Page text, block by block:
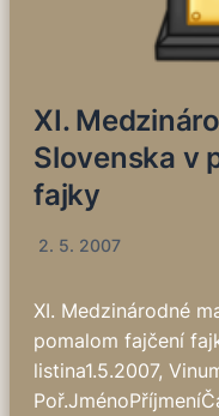
XI.
Slovenska v
fajky
2. 5. 2007
XI. Medzinárodné
pomalom fajčení
listina1.5.2007,